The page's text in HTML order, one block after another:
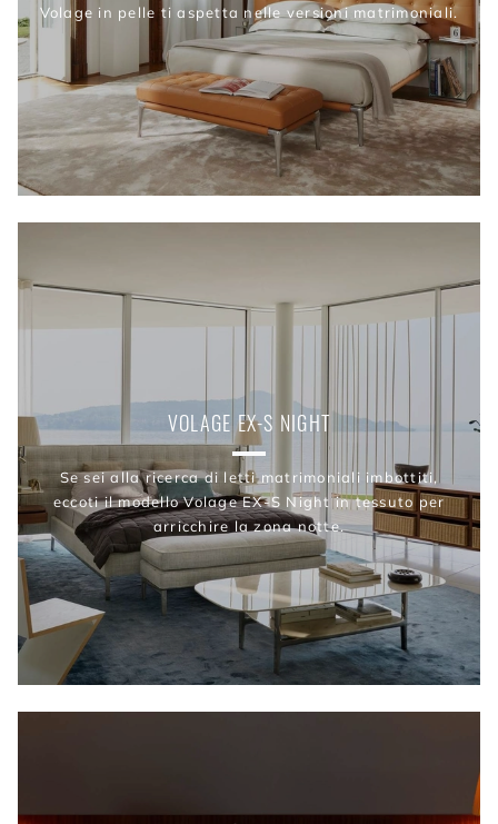
Volage in pelle ti aspetta nelle versioni matrimoniali.
VOLAGE EX-S NIGHT
Se sei alla ricerca di letti matrimoniali imbottiti,
eccoti il modello Volage EX-S Night in tessuto per
arricchire la zona notte.